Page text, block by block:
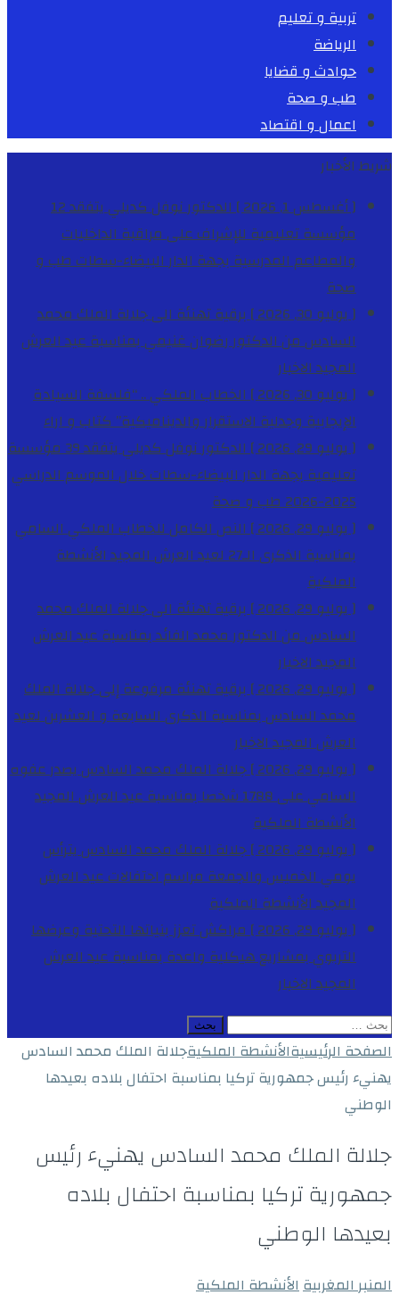
تربية و تعليم
الرياضة
حوادث و قضايا
طب و صحة
اعمال و اقتصاد
شريط الأخبار
[ أغسطس 1, 2026 ]
الدكتور نوفل كديلي يتفقد 12
مؤسسة تعليمية للإشراف على مراقبة الداخليات
والمطاعم المدرسية بجهة الدار البيضاء-سطاتطب و
صحة
[ يوليو 30, 2026 ]
برقية تهنئة الى جلالة الملك محمد
السادس من الدكتور رضوان غنيمي بمناسبة عيد العرش
المجيدالاخبار
[ يوليو 30, 2026 ]
الخطاب الملكي .. “فلسفة السيادة
الإيجابية وجدلية الاستقرار والديناميكية”كتاب و اراء
[ يوليو 29, 2026 ]
الدكتور نوفل كديلي يتفقد 39 مؤسسة
تعليمية بجهة الدار البيضاء-سطات خلال الموسم الدراسي
2025-2026
طب و صحة
[ يوليو 29, 2026 ]
النص الكامل للخطاب الملكي السامي
بمناسبة الذكرى الـ27 لعيد العرش المجيد
الأنشطة
الملكية
[ يوليو 29, 2026 ]
برقية تهنئة الى جلالة الملك محمد
السادس من الدكتور محمد الفائد بمناسبة عيد العرش
المجيدالاخبار
[ يوليو 29, 2026 ]
برقية تهنئة مرفوعة إلى جلالة الملك
محمد السادس بمناسبة الذكرى السابعة و العشرين لعيد
العرش المجيدالاخبار
[ يوليو 29, 2026 ]
جلالة الملك محمد السادس يصدر عفوه
السامي على 1788 شخصا بمناسبة عيد العرش المجيد
الأنشطة الملكية
[ يوليو 29, 2026 ]
جلالة الملك محمد السادس يترأس
يومي الخميس والجمعة مراسم احتفالات عيد العرش
المجيدالأنشطة الملكية
[ يوليو 29, 2026 ]
مراكش تعزز بنياتها التحتية وعرضها
التربوي بمشاريع هيكلية واعدة بمناسبة عيد العرش
المجيدالاخبار
البحث
عن:
الصفحة الرئيسيةالأنشطة الملكيةجلالة الملك محمد السادس
يهنيء رئيس جمهورية تركيا بمناسبة احتفال بلاده بعيدها
الوطني
جلالة الملك محمد السادس يهنيء رئيس
جمهورية تركيا بمناسبة احتفال بلاده
بعيدها الوطني
المنبر المغربيةالأنشطة الملكية